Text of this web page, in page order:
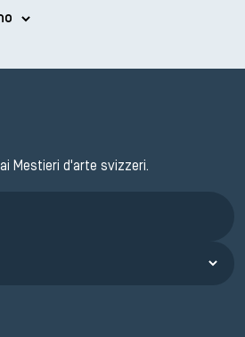
Mestieri d'arte svizzeri.